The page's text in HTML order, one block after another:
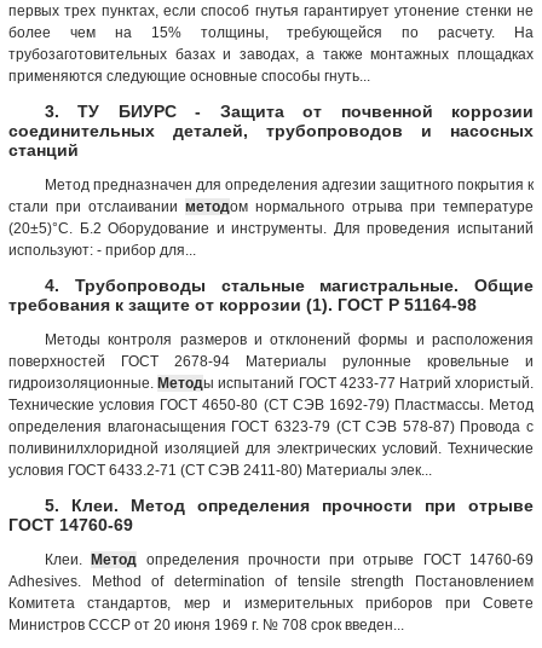
первых трех пунктах, если способ гнутья гарантирует утонение стенки не
более чем на 15% толщины, требующейся по расчету. На
трубозаготовительных базах и заводах, а также монтажных площадках
применяются следующие основные способы гнуть...
3. ТУ БИУРС - Защита от почвенной коррозии
соединительных деталей, трубопроводов и насосных
станций
Метод предназначен для определения адгезии защитного покрытия к
стали при отслаивании методом нормального отрыва при температуре
(20±5)°С. Б.2 Оборудование и инструменты. Для проведения испытаний
используют: - прибор для...
4. Трубопроводы стальные магистральные. Общие
требования к защите от коррозии (1). ГОСТ Р 51164-98
Методы контроля размеров и отклонений формы и расположения
поверхностей ГОСТ 2678-94 Материалы рулонные кровельные и
гидроизоляционные.Методы испытаний ГОСТ 4233-77 Натрий хлористый.
Технические условия ГОСТ 4650-80 (СТ СЭВ 1692-79) Пластмассы. Метод
определения влагонасыщения ГОСТ 6323-79 (СТ СЭВ 578-87) Провода с
поливинилхлоридной изоляцией для электрических условий. Технические
условия ГОСТ 6433.2-71 (СТ СЭВ 2411-80) Материалы элек...
5. Клеи. Метод определения прочности при отрыве
ГОСТ 14760-69
Клеи.Метод определения прочности при отрыве ГОСТ 14760-69
Adhesives. Method of determination of tensile strength Постановлением
Комитета стандартов, мер и измерительных приборов при Совете
Министров СССР от 20 июня 1969 г. № 708 срок введен...